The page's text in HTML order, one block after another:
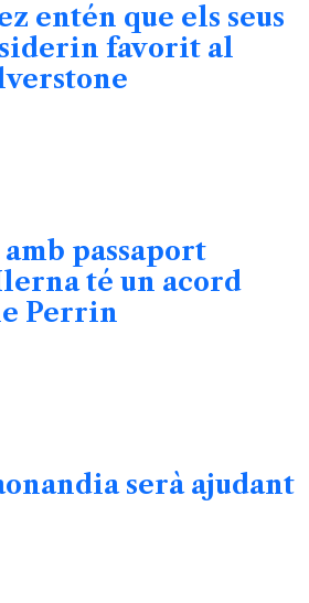
entén que els seus
favorit al
passaport
té un acord
Perrin
serà ajudant